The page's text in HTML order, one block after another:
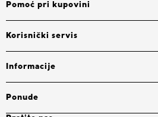
Pomoć pri kupovini
Korisnički servis
Informacije
Ponude